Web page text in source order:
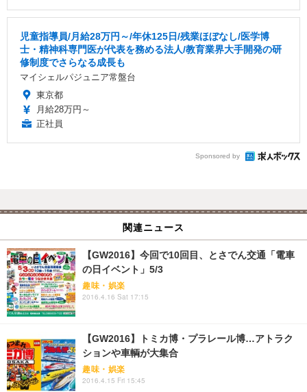
児童指導員/月給28万円～/年休125日/残業ほぼなし/医学博
士・精神科専門医が代表を務める法人/教育業界大手開発の研
修制度でさらなる成長も
マイシェルパジュニア常盤台
東京都
月給28万円～
正社員
Sponsored by
関連ニュース
【GW2016】今回で10回目、とさでん交通「電車
の日イベント」5/3
趣味・娯楽
2016.4.16 Sat 17:15
【GW2016】トミカ博・プラレール博…アトラク
ションや車輌が大集合
趣味・娯楽
2016.4.15 Fri 15:45